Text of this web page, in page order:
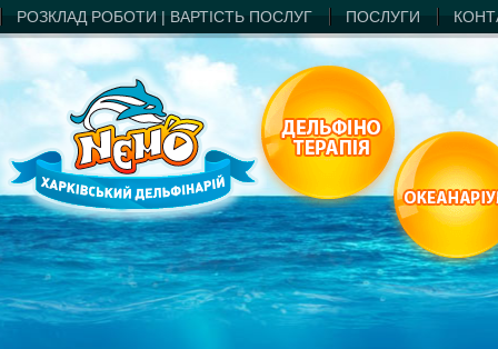
РОЗКЛАД РОБОТИ | ВАРТIСТЬ ПОСЛУГ ПОСЛУГИ